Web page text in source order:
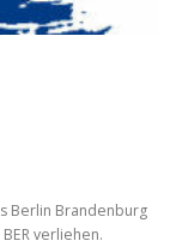
Berlin Brandenburg
verliehen.